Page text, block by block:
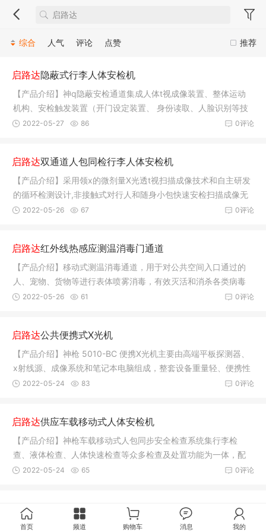
推荐
综合 人气 评论 点赞
启路达隐蔽式行李人体安检机
【产品介绍】神q隐蔽安检通道集成人体t视成像装置、整体运动
机构、安检触发装置（开门设定装置、 身份读取、人脸识别等技
术），
0评论
2022-05-27 86
启路达双通道人包同检行李人体安检机
【产品介绍】采用领x的微剂量X光透t视扫描成像技术和自主研发
的循环检测设计,非接触式对行人和随身小包快速安检扫描成像无
需人工
0评论
2022-05-26 67
启路达红外线热感应测温消毒门通道
【产品介绍】移动式测温消毒通道，用于对公共空间入口通过的
人、宠物、货物等进行表体喷雾消毒，有效灭活和消杀各类病毒
和细菌，
0评论
2022-05-26 61
启路达公共便携式X光机
【产品介绍】神枪 5010-BC 便携X光机主要由高端平板探测器、
x射线源、成像系统和笔记本电脑组成，整套设备重量轻、便携性
好，广
0评论
2022-05-24 83
启路达供应车载移动式人体安检机
【产品介绍】神枪车载移动式人包同步安全检查系统集行李检
查、液体检查、人体快速检查等众多检查及处置功能为一体，配
合人脸识别
0评论
2022-05-24 65
首页 频道 购物车 消息 我的